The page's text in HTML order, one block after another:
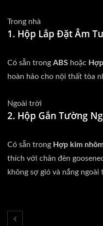
Trong nhà
1. Hộp Lắp Đặt Âm
Có sẵn trong ABS hoặc
hoàn hảo cho nội thất tòa
Ngoài trời
2. Hộp Gắn Tường
Có sẵn trong Hợp kim
thích với chân đèn
không sợ gió và nắng ngoài